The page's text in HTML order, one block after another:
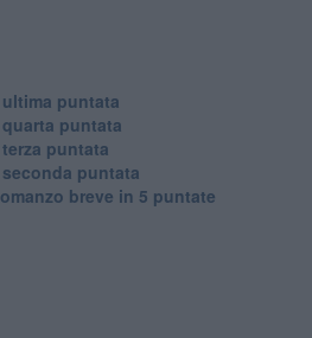
ultima puntata
quarta puntata
terza puntata
seconda puntata
breve in 5 puntate